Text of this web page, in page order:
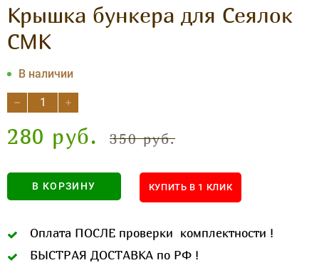
Крышка бункера для Сеялок
СМК
В наличии
280 руб. 350 руб.
В КОРЗИНУ КУПИТЬ В 1 КЛИК
Оплата ПОСЛЕ проверки комплектности !
БЫСТРАЯ ДОСТАВКА по РФ !